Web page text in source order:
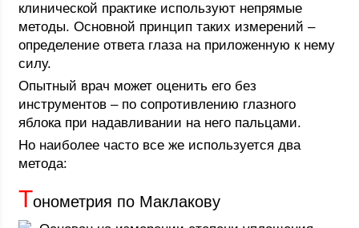
клинической практике используют непрямые
методы. Основной принцип таких измерений –
определение ответа глаза на приложенную к нему
силу.
Опытный врач может оценить его без
инструментов – по сопротивлению глазного
яблока при надавливании на него пальцами.
Но наиболее часто все же используется два
метода:
Тонометрия по Маклакову